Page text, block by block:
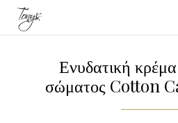
Ενυδατική
σώματος Cotton